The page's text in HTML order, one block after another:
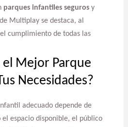
parques infantiles segurosy
Multiplay se destaca, al
cumplimiento de todas las
el Mejor Parque
Necesidades?
adecuado depende de
espacio disponible, el público